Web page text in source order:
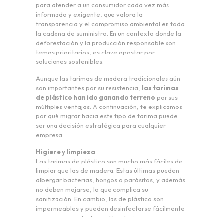
para atender a un consumidor cada vez más
informado y exigente, que valora la
transparencia y el compromiso ambiental en toda
la cadena de suministro. En un contexto donde la
deforestación y la producción responsable son
temas prioritarios, es clave apostar por
soluciones sostenibles.
Aunque las tarimas de madera tradicionales aún
son importantes por su resistencia, las tarimas
de plástico han ido ganando terreno por sus
múltiples ventajas. A continuación, te explicamos
por qué migrar hacia este tipo de tarima puede
ser una decisión estratégica para cualquier
empresa.
Higiene y limpieza
Las tarimas de plástico son mucho más fáciles de
limpiar que las de madera. Estas últimas pueden
albergar bacterias, hongos o parásitos, y además
no deben mojarse, lo que complica su
sanitización. En cambio, las de plástico son
impermeables y pueden desinfectarse fácilmente